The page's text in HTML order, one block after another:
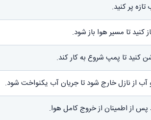
پر کنید.
کنید تا مسیر هوا باز شود.
کنید تا پمپ شروع به کار کند.
آب از نازل خارج شود تا جریان آب یکنواخت شود.
پس از اطمینان از خروج کامل هوا.